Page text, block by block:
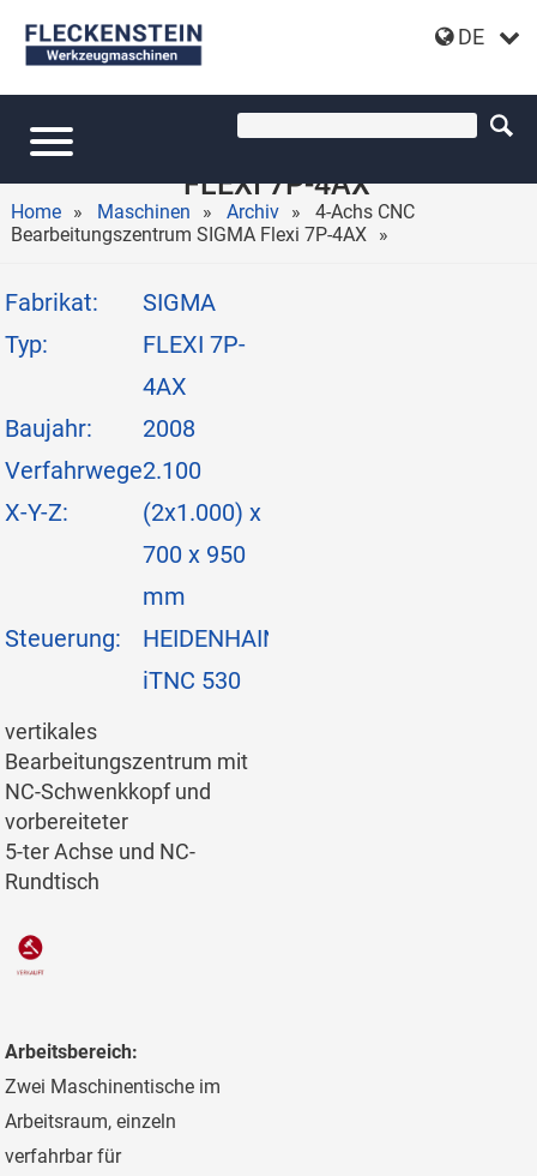
DE
4-ACHS-CNC-
BEARBEITUNGSZENTRUM SIGMA
FLEXI 7P-4AX
Home Maschinen Archiv
4-Achs CNC
Bearbeitungszentrum SIGMA Flexi 7P-4AX
Fabrikat:
SIGMA
Typ:
FLEXI 7P-
4AX
Baujahr:
2008
Verfahrwege
X-Y-Z:
2.100
(2x1.000) x
700 x 950
mm
Steuerung:
HEIDENHAIN
iTNC 530
vertikales
Bearbeitungszentrum mit
NC-Schwenkkopf und
vorbereiteter
5-ter Achse und NC-
Rundtisch
Arbeitsbereich:
Zwei Maschinentische im
Arbeitsraum, einzeln
verfahrbar für